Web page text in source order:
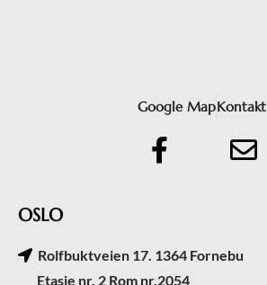
Google MapKontakt
OSLO
Rolfbuktveien 17. 1364 Fornebu
Etasje nr. 2 Rom nr.2054